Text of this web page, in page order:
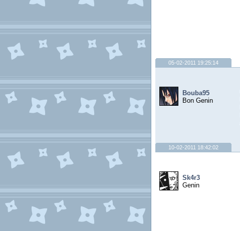
05-02-2011 19:25:14
Bouba95
Bon Genin
10-02-2011 18:42:02
Sk4r3
Genin